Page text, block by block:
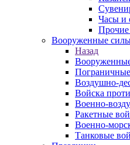
Часы и
Вооруженные
Назад
Воздушно-
Войска
Военно-
Ракетные
Военно-
Танковые